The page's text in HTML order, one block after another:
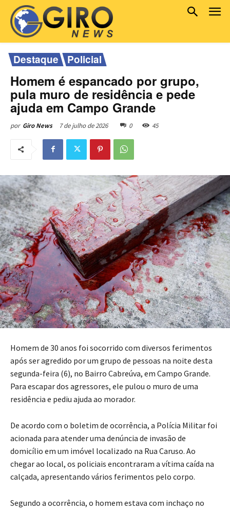
Destaque Policial
Homem é espancado por grupo,
pula muro de residência e pede
ajuda em Campo Grande
por Giro News 7 de julho de 2026 0 45
Homem de 30 anos foi socorrido com diversos ferimentos
após ser agredido por um grupo de pessoas na noite desta
segunda-feira (6), no Bairro Cabreúva, em Campo Grande.
Para escapar dos agressores, ele pulou o muro de uma
residência e pediu ajuda ao morador.
De acordo com o boletim de ocorrência, a Polícia Militar foi
acionada para atender uma denúncia de invasão de
domicílio em um imóvel localizado na Rua Caruso. Ao
chegar ao local, os policiais encontraram a vítima caída na
calçada, apresentando vários ferimentos pelo corpo.
Segundo a ocorrência, o homem estava com inchaço no